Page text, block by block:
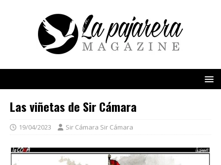
Las viñetas de Sir Cámara
19/04/2023 Sir Cámara Sir Cámara